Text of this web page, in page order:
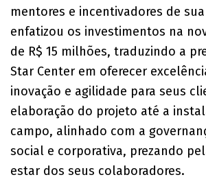
mentores e incentivadores de
enfatizou os investimentos na
de R$ 15 milhões, traduzindo a
Star Center em oferecer
inovação e agilidade para seus
elaboração do projeto até a
campo, alinhado com a
social e corporativa, prezando
estar dos seus colaboradores.